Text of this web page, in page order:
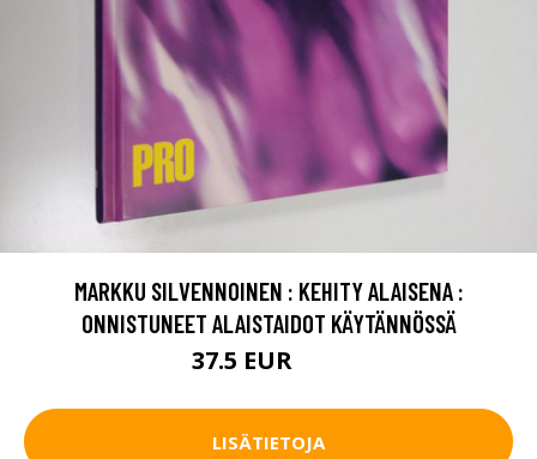
MARKKU SILVENNOINEN : KEHITY ALAISENA :
ONNISTUNEET ALAISTAIDOT KÄYTÄNNÖSSÄ
37.5 EUR
LISÄTIETOJA